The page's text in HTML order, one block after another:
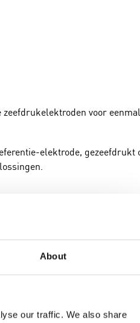
About
our traffic. We also share
zeefdrukelektroden voor
elektrode, gezeefdrukt